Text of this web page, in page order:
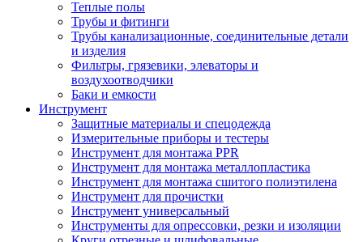
Теплые полы
Трубы и фитинги
Трубы канализационные, соединительные детали
и изделия
Фильтры, грязевики, элеваторы и
воздухоотводчики
Баки и емкости
Инструмент
Защитные материалы и спецодежда
Измерительные приборы и тестеры
Инструмент для монтажа PPR
Инструмент для монтажа металлопластика
Инструмент для монтажа сшитого полиэтилена
Инструмент для прочистки
Инструмент универсальный
Инструменты для опрессовки, резки и изоляции